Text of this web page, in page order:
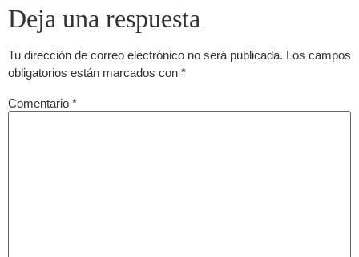
Deja una respuesta
Tu dirección de correo electrónico no será publicada. Los campos
obligatorios están marcados con *
Comentario *